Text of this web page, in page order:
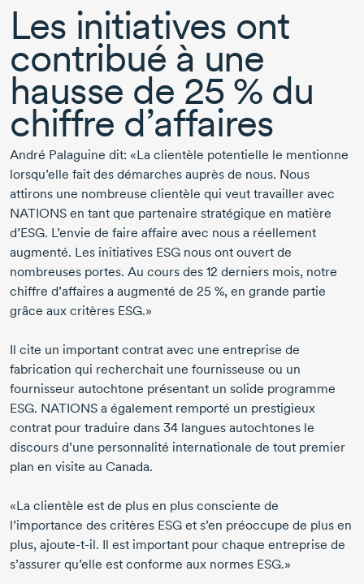
Les initiatives ont
contribué à une
hausse de 25 % du
chiffre d’affaires
André Palaguine dit: «La clientèle potentielle le mentionne
lorsqu’elle fait des démarches auprès de nous. Nous
attirons une nombreuse clientèle qui veut travailler avec
NATIONS en tant que partenaire stratégique en matière
d’ESG. L’envie de faire affaire avec nous a réellement
augmenté. Les initiatives ESG nous ont ouvert de
nombreuses portes. Au cours des 12 derniers mois, notre
chiffre d’affaires a augmenté de 25 %, en grande partie
grâce aux critères ESG.»
Il cite un important contrat avec une entreprise de
fabrication qui recherchait une fournisseuse ou un
fournisseur autochtone présentant un solide programme
ESG. NATIONS a également remporté un prestigieux
contrat pour traduire dans 34 langues autochtones le
discours d’une personnalité internationale de tout premier
plan en visite au Canada.
«La clientèle est de plus en plus consciente de
l’importance des critères ESG et s’en préoccupe de plus en
plus, ajoute-t-il. Il est important pour chaque entreprise de
s’assurer qu’elle est conforme aux normes ESG.»